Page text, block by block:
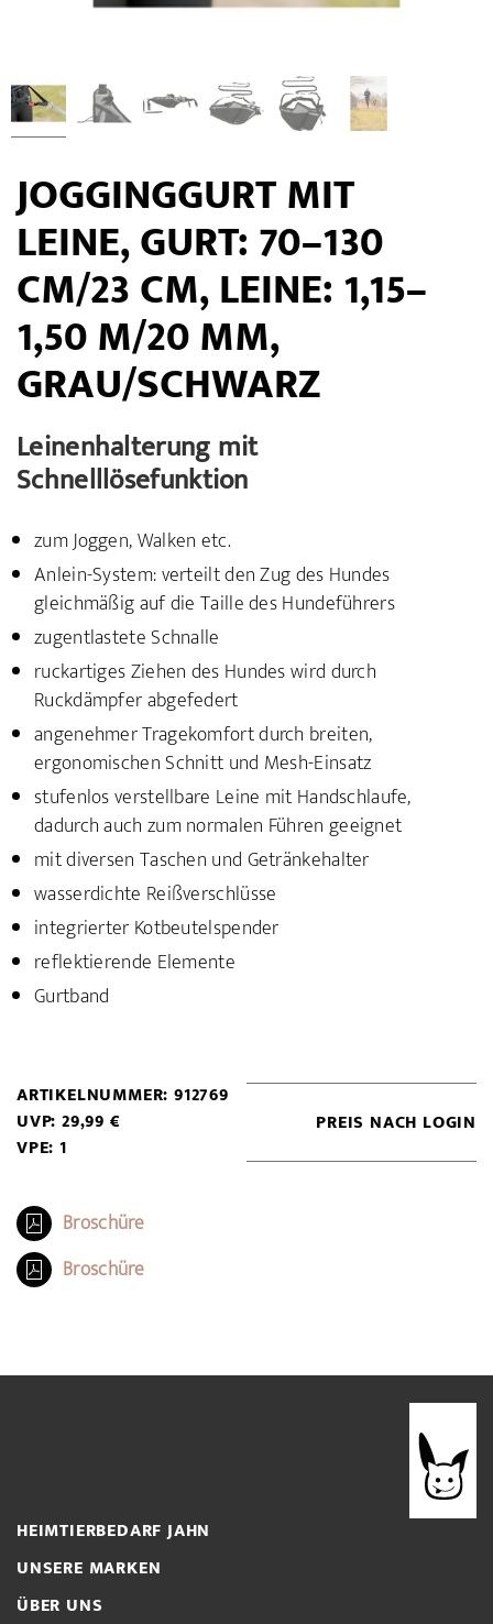
JOGGINGGURT MIT
LEINE, GURT: 70–130
CM/23 CM, LEINE: 1,15–
1,50 M/20 MM,
GRAU/SCHWARZ
Leinenhalterung mit
Schnelllösefunktion
zum Joggen, Walken etc.
Anlein-System: verteilt den Zug des Hundes
gleichmäßig auf die Taille des Hundeführers
zugentlastete Schnalle
ruckartiges Ziehen des Hundes wird durch
Ruckdämpfer abgefedert
angenehmer Tragekomfort durch breiten,
ergonomischen Schnitt und Mesh-Einsatz
stufenlos verstellbare Leine mit Handschlaufe,
dadurch auch zum normalen Führen geeignet
mit diversen Taschen und Getränkehalter
wasserdichte Reißverschlüsse
integrierter Kotbeutelspender
reflektierende Elemente
Gurtband
ARTIKELNUMMER: 912769
UVP: 29,99 €
VPE: 1
PREIS NACH LOGIN
Broschüre
Broschüre
HEIMTIERBEDARF JAHN
UNSERE MARKEN
ÜBER UNS